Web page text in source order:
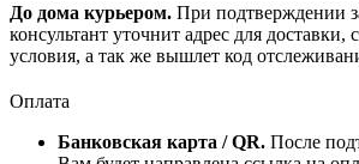
До дома курьером. При подтверждении
консультант уточнит адрес для доставки,
условия, а так же вышлет код
Оплата
Банковская карта / QR. После